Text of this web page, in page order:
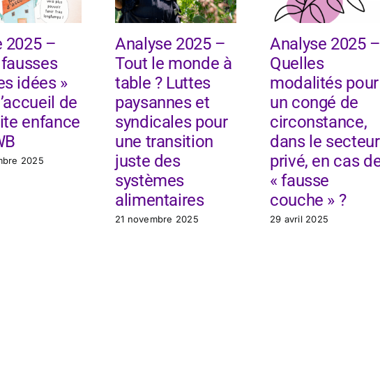
2025 –
idées »
de
enfance
2025
Analyse 2025 –
Tout le monde à
table ? Luttes
paysannes et
syndicales pour
une transition
juste des
systèmes
alimentaires
21 novembre 2025
Analyse 2025 –
Quelles
modalités pour
un congé de
circonstance,
dans le secteur
privé, en cas
« fausse
couche » ?
29 avril 2025